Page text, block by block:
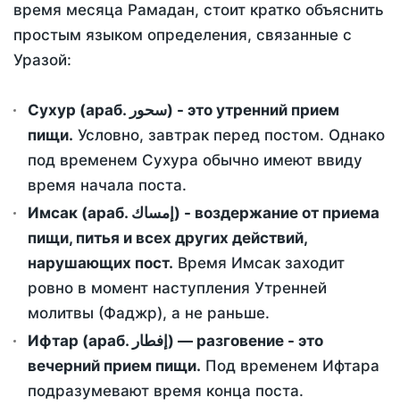
время месяца Рамадан, стоит кратко объяснить
простым языком определения, связанные с
Уразой:
Сухур (араб. سحور) - это утренний прием
пищи. Условно, завтрак перед постом. Однако
под временем Сухура обычно имеют ввиду
время начала поста.
Имсак (араб. إمساك) - воздержание от приема
пищи, питья и всех других действий,
нарушающих пост. Время Имсак заходит
ровно в момент наступления Утренней
молитвы (Фаджр), а не раньше.
Ифтар (араб. إفطار) — разговение - это
вечерний прием пищи. Под временем Ифтара
подразумевают время конца поста.